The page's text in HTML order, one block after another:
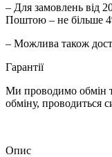
– Для замовлень від
Поштою – не більше
– Можлива також
Гарантії
Ми проводимо обмін
обміну, проводиться
Опис